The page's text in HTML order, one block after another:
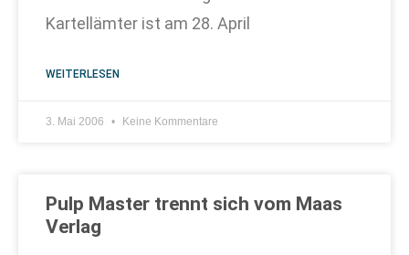
Kartellämter ist am 28. April
WEITERLESEN
3. Mai 2006 Keine Kommentare
Pulp Master trennt sich vom Maas
Verlag